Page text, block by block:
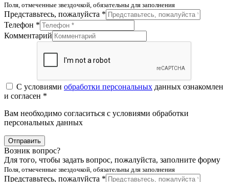
Поля, отмеченные звездочкой, обязательны для заполнения
Представьтесь, пожалуйста *
Телефон *
Комментарий
С условиями обработки персональных данных ознакомлен
и согласен *
Вам необходимо согласиться с условиями обработки
персональных данных
Отправить
Возник вопрос?
Для того, чтобы задать вопрос, пожалуйста, заполните форму
Поля, отмеченные звездочкой, обязательны для заполнения
Представьтесь, пожалуйста *